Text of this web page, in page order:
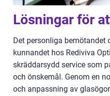
Lösningar för
Det personliga bemötandet
kunnandet hos Rediviva
skräddarsydd service som
och önskemål. Genom en
och anpassning av